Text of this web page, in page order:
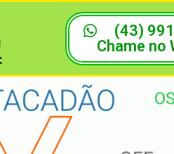
(43)
Chame no